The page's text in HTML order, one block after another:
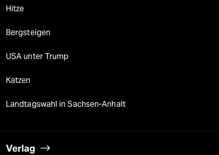
Hitze
Bergsteigen
USA unter Trump
Katzen
Landtagswahl in Sachsen-Anhalt
Verlag